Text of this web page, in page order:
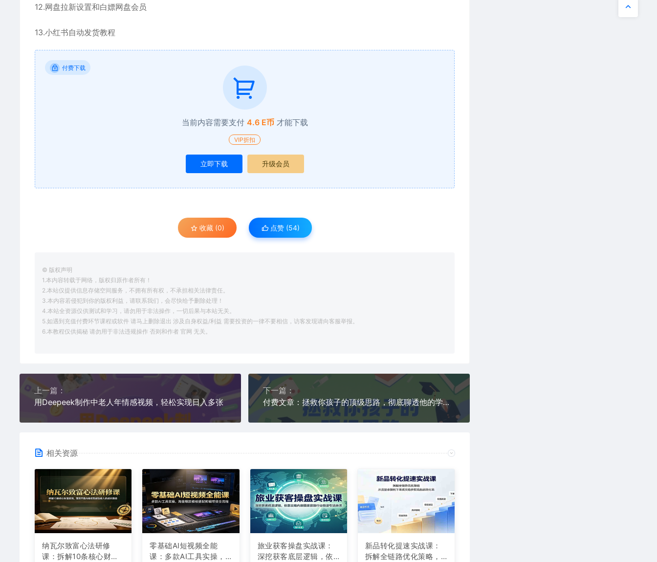
12.网盘拉新设置和白嫖网盘会员
13.小红书自动发货教程
付费下载
当前内容需要支付 4.6 E币 才能下载
VIP折扣
立即下载 升级会员
收藏 (0) 点赞 (54)
© 版权声明
1.本内容转载于网络，版权归原作者所有！
2.本站仅提供信息存储空间服务，不拥有所有权，不承担相关法律责任。
3.本内容若侵犯到你的版权利益，请联系我们，会尽快给予删除处理！
4.本站全资源仅供测试和学习，请勿用于非法操作，一切后果与本站无关。
5.如遇到充值付费环节课程或软件 请马上删除退出 涉及自身权益/利益 需要投资的一律不要相信，访客发现请向客服举报。
6.本教程仅供揭秘 请勿用于非法违规操作 否则和作者 官网 无关。
上一篇：
用Deepeek制作中老人年情感视频，轻松实现日入多张
下一篇：
付费文章：拯救你孩子的顶级思路，彻底聊透他的学业、事业、未来，含金量满满
相关资源
纳瓦尔致富心法研修
课：拆解10条核心财富
零基础AI短视频全能
课：多款AI工具实操，
旅业获客操盘实战课：
深挖获客底层逻辑，依
新品转化提速实战课：
拆解全链路优化策略，